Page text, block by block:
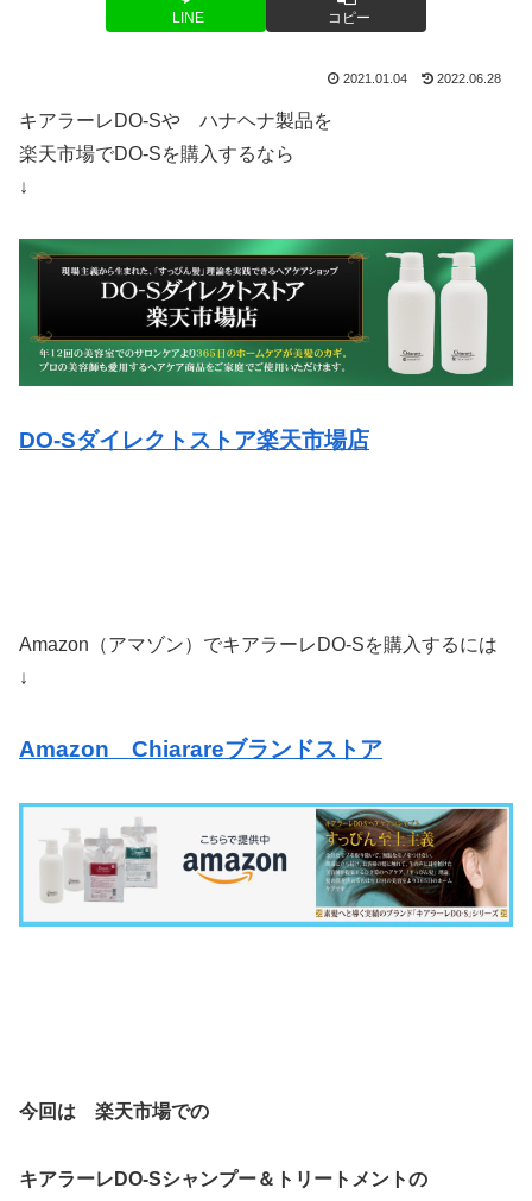
LINE コピー
2021.01.04 2022.06.28
キアラーレDO-Sや ハナヘナ製品を
楽天市場でDO-Sを購入するなら
↓
DO-Sダイレクトストア楽天市場店
Amazon（アマゾン）でキアラーレDO-Sを購入するには
↓
Amazon Chiarareブランドストア
今回は 楽天市場での
キアラーレDO-Sシャンプー＆トリートメントの